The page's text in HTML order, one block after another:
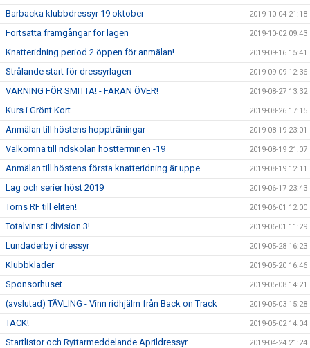
Barbacka klubbdressyr 19 oktober 2019-10-04 21:18
Fortsatta framgångar för lagen 2019-10-02 09:43
Knatteridning period 2 öppen för anmälan! 2019-09-16 15:41
Strålande start för dressyrlagen 2019-09-09 12:36
VARNING FÖR SMITTA! - FARAN ÖVER! 2019-08-27 13:32
Kurs i Grönt Kort 2019-08-26 17:15
Anmälan till höstens hoppträningar 2019-08-19 23:01
Välkomna till ridskolan höstterminen -19 2019-08-19 21:07
Anmälan till höstens första knatteridning är uppe 2019-08-19 12:11
Lag och serier höst 2019 2019-06-17 23:43
Torns RF till eliten! 2019-06-01 12:00
Totalvinst i division 3! 2019-06-01 11:29
Lundaderby i dressyr 2019-05-28 16:23
Klubbkläder 2019-05-20 16:46
Sponsorhuset 2019-05-08 14:21
(avslutad) TÄVLING - Vinn ridhjälm från Back on Track 2019-05-03 15:28
TACK! 2019-05-02 14:04
Startlistor och Ryttarmeddelande Aprildressyr 2019-04-24 21:24